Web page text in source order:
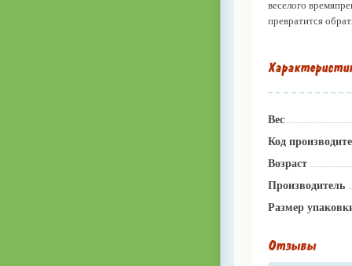
веселого
превратится
Вес
Код
Возраст
Производитель
Размер
Отзывы